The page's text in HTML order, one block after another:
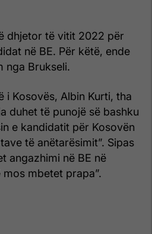
dhjetor të vitit 2022 për
në BE. Për këtë, ende
nga Brukseli.
i Kosovës, Albin Kurti, tha
duhet të punojë së bashku
e kandidatit për Kosovën
të anëtarësimit”. Sipas
angazhimi në BE në
mbetet prapa”.